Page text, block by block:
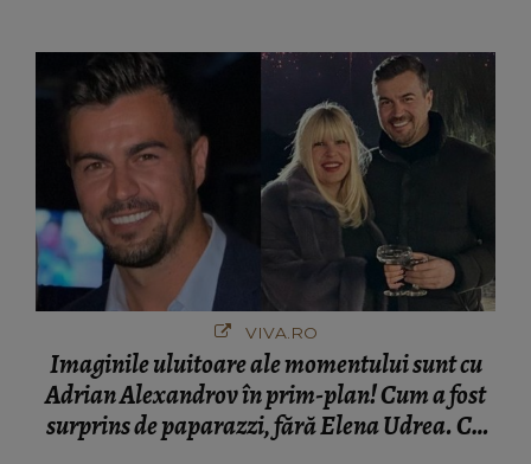
VIVA.RO
Imaginile uluitoare ale momentului sunt cu
Adrian Alexandrov în prim-plan! Cum a fost
surprins de paparazzi, fără Elena Udrea. Cu